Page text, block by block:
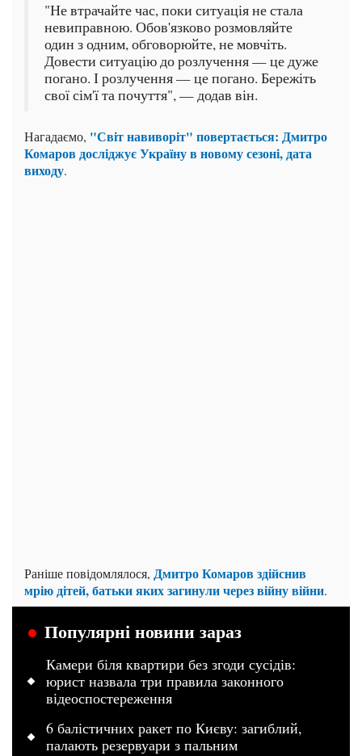
"Не втрачайте час, поки ситуація не стала
невиправною. Обов'язково розмовляйте
один з одним, обговорюйте, не мовчіть.
Довести ситуацію до розлучення — це дуже
погано. І розлучення — це погано. Бережіть
свої сім'ї та почуття", — додав він.
Нагадаємо, "Світ навиворіт" повертається: Дмитро
Комаров досліджує Україну в новому сезоні, дата
виходу.
Раніше повідомлялося, Дмитро Комаров здійснив
мрію дітей, батьки яких загинули через війну війни.
Популярні новини зараз
Камери біля квартири без згоди сусідів:
юрист назвала три правила законного
відеоспостереження
6 балістичних ракет по Києву: загиблий,
палають резервуари з пальним